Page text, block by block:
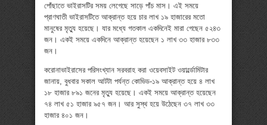
পোঁছাতে ভাইরাসটির সময় লেগেছে সাড়ে পাঁচ মাস। এই সময়ে
প্রাণঘাতী ভাইরাসটিতে আক্রান্ত হয়ে চার লাখ ১৯ হাজারের মতো
মানুষের মৃত্যু হয়েছে। যার মধ্যে গতকাল একদিনেই মারা গেছেন ৫২৪৩
জন। একই সময়ে একদিনে আক্রান্ত হয়েছেন ১ লাখ ৩৩ হাজার ৮৩৩
জন।
করোনাভাইরাসের পরিসংখ্যান সরবরাহ করা ওয়েবসাইট ওয়ার্ল্ডোমিটার
জানায়, বুধবার সকাল আটটা পর্যন্ত কোভিড-১৯ আক্রান্ত হয়ে ৪ লাখ
১৮ হাজার ৮৯১ জনের মৃত্যু হয়েছে। একই সময়ে আক্রান্ত হয়েছেন
৭৪ লাখ ৫১ হাজার ৯৫৭ জন। আর সুস্থ হয়ে উঠেছেন ৩৭ লাখ ৩৩
হাজার ৪০১ জন।